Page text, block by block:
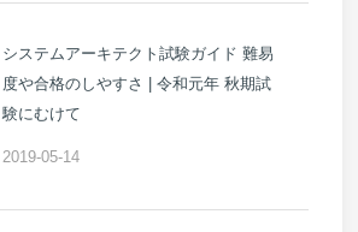
システムアーキテクト試験ガイド 難易
度や合格のしやすさ | 令和元年 秋期試
験にむけて
2019-05-14